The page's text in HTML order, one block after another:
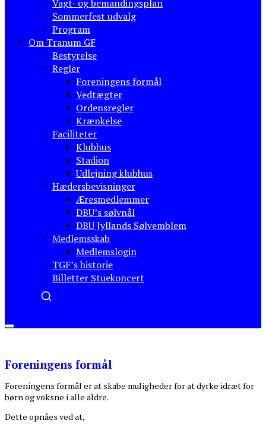
Vagt- og bemandingsplan
Sommerfest udvalg
Program
Om Tranum GF
Bestyrelse
Regler
Foreningens formål
Vedtægter
Ordensregler
Krænkelse
Faciliteter
Klubhus
Stadion
Udlejning klubhus
Hædersbevisninger
Æresmedlemmer
DBU’s sølvnål
DBU Jyllands Sølvemblem
Medlemsskab
Medlemslogin
TGF’s historie
Billetter Stuekoncert
Menu
Foreningens formål
Foreningens formål er at skabe muligheder for at dyrke idræt for
børn og voksne i alle aldre.
Dette opnåes ved at,